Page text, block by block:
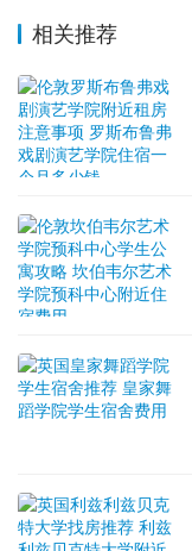
相关推荐